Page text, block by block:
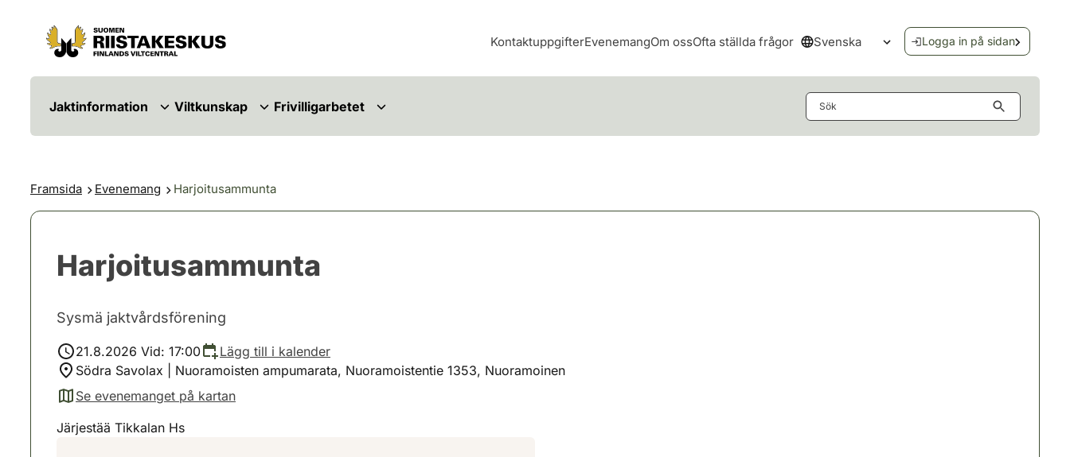
Hoppa till innehåll
Gå till webbplatskartan
KontaktuppgifterEvenemangOm ossOfta ställda frågor Svenska
Öppna språkmenyn
Logga in på sidan
Jaktinformation Viltkunskap Frivilligarbetet
Framsida Evenemang Harjoitusammunta
Harjoitusammunta
Sysmä jaktvårdsförening
21.8.2026 Vid: 17:00
Lägg till i kalender
Södra Savolax | Nuoramoisten ampumarata, Nuoramoistentie 1353, Nuoramoinen
Se evenemanget på kartan
(avautuu uuteen välilehteen)
Järjestää Tikkalan Hs